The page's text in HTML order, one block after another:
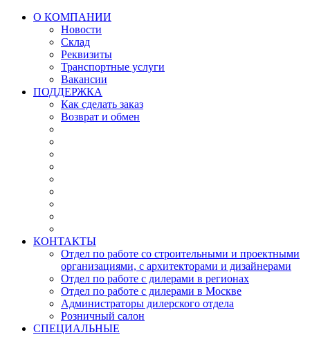
О КОМПАНИИ
Новости
Склад
Реквизиты
Транспортные услуги
Вакансии
ПОДДЕРЖКА
Как сделать заказ
Возврат и обмен
КОНТАКТЫ
Отдел по работе со строительными и проектными
организациями, с архитекторами и дизайнерами
Отдел по работе с дилерами в регионах
Отдел по работе с дилерами в Москве
Администраторы дилерского отдела
Розничный салон
СПЕЦИАЛЬНЫЕ